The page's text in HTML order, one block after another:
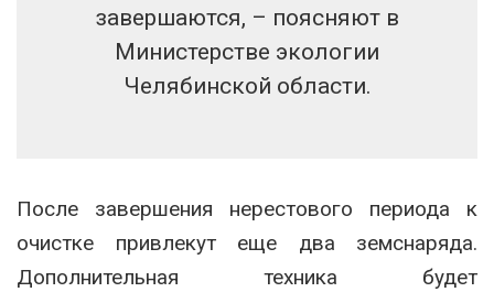
завершаются, – поясняют в
Министерстве экологии
Челябинской области.
После завершения нерестового периода к
очистке привлекут еще два земснаряда.
Дополнительная техника будет